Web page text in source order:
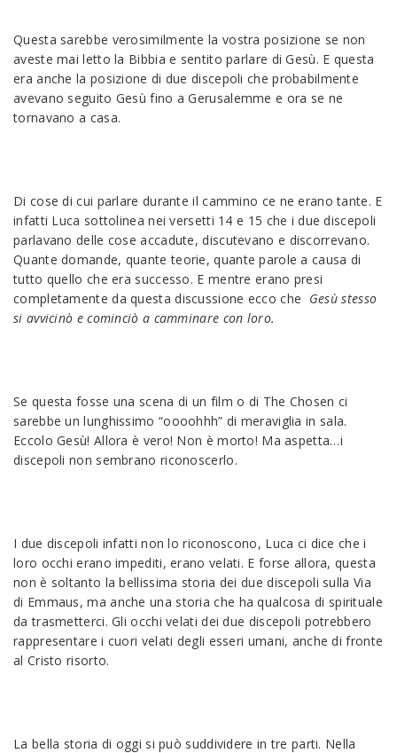
Questa sarebbe verosimilmente la vostra posizione se non
aveste mai letto la Bibbia e sentito parlare di Gesù. E questa
era anche la posizione di due discepoli che probabilmente
avevano seguito Gesù fino a Gerusalemme e ora se ne
tornavano a casa.
Di cose di cui parlare durante il cammino ce ne erano tante. E
infatti Luca sottolinea nei versetti 14 e 15 che i due discepoli
parlavano delle cose accadute, discutevano e discorrevano.
Quante domande, quante teorie, quante parole a causa di
tutto quello che era successo. E mentre erano presi
completamente da questa discussione ecco che Gesù stesso
si avvicinò e cominciò a camminare con loro.
Se questa fosse una scena di un film o di The Chosen ci
sarebbe un lunghissimo “oooohhh” di meraviglia in sala.
Eccolo Gesù! Allora è vero! Non è morto! Ma aspetta…i
discepoli non sembrano riconoscerlo.
I due discepoli infatti non lo riconoscono, Luca ci dice che i
loro occhi erano impediti, erano velati. E forse allora, questa
non è soltanto la bellissima storia dei due discepoli sulla Via
di Emmaus, ma anche una storia che ha qualcosa di spirituale
da trasmetterci. Gli occhi velati dei due discepoli potrebbero
rappresentare i cuori velati degli esseri umani, anche di fronte
al Cristo risorto.
La bella storia di oggi si può suddividere in tre parti. Nella